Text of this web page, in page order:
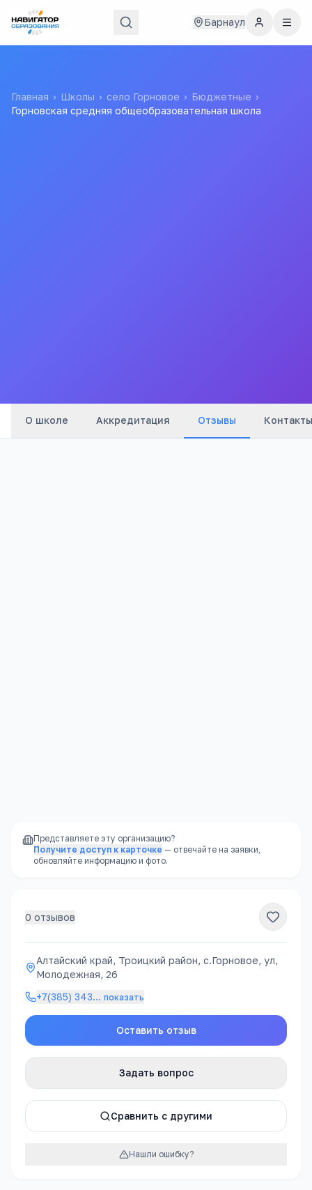
Барнаул
Главная › Школы › село Горновое › Бюджетные ›
Горновская средняя общеобразовательная школа
О школе Аккредитация Отзывы Контакты
Представляете эту организацию?
Получите доступ к карточке — отвечайте на заявки,
обновляйте информацию и фото.
0 отзывов
Алтайский край, Троицкий район, с.Горновое, ул,
Молодежная, 26
+7(385) 343… показать
Оставить отзыв
Задать вопрос
Сравнить с другими
Нашли ошибку?